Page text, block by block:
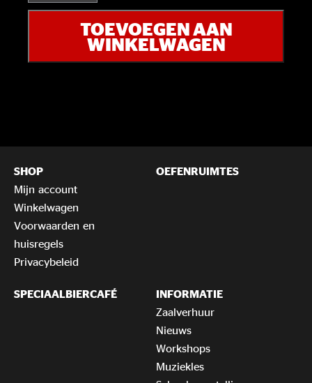
aantal
TOEVOEGEN AAN
WINKELWAGEN
SHOP
Mijn account
Winkelwagen
Voorwaarden en
huisregels
Privacybeleid
OEFENRUIMTES
SPECIAALBIERCAFÉ
INFORMATIE
Zaalverhuur
Nieuws
Workshops
Muziekles